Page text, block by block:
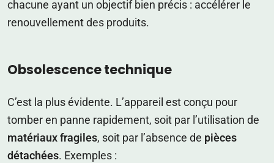
chacune ayant un objectif bien précis : accélérer le
renouvellement des produits.
Obsolescence technique
C’est la plus évidente. L’appareil est conçu pour
tomber en panne rapidement, soit par l’utilisation de
matériaux fragiles, soit par l’absence de pièces
détachées. Exemples :